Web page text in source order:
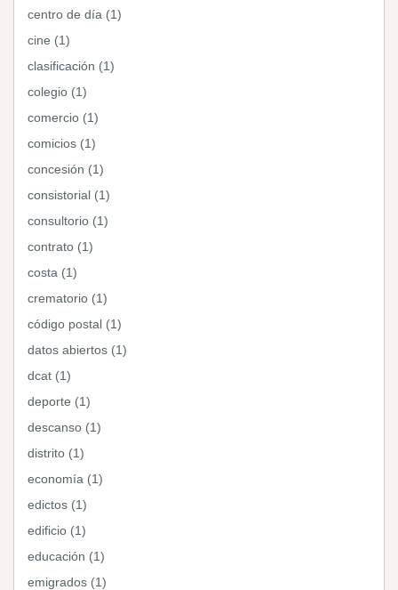
centro de día (1)
cine (1)
clasificación (1)
colegio (1)
comercio (1)
comicios (1)
concesión (1)
consistorial (1)
consultorio (1)
contrato (1)
costa (1)
crematorio (1)
código postal (1)
datos abiertos (1)
dcat (1)
deporte (1)
descanso (1)
distrito (1)
economía (1)
edictos (1)
edificio (1)
educación (1)
emigrados (1)